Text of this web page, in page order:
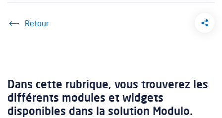
Accueil
Dans cette rubrique, vous trouverez les
différents modules et widgets
disponibles dans la solution Modulo.